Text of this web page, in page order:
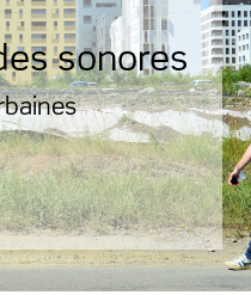
sonores